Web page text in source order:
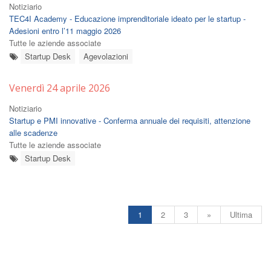
Notiziario
TEC4I Academy - Educazione imprenditoriale ideato per le startup -
Adesioni entro l’11 maggio 2026
Tutte le aziende associate
Startup Desk
Agevolazioni
Venerdì 24 aprile 2026
Notiziario
Startup e PMI innovative - Conferma annuale dei requisiti, attenzione
alle scadenze
Tutte le aziende associate
Startup Desk
1 2 3 » Ultima